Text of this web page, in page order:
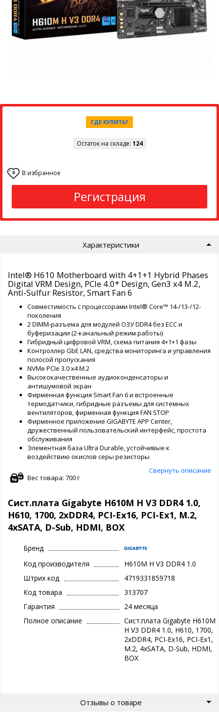
ГДЕ КУПИТЬ?
Остаток на складе: 124
0 В избранное
Регистрация
Характеристики
Intel® H610 Motherboard with 4+1+1 Hybrid Phases
Digital VRM Design, PCIe 4.0* Design, Gen3 x4 M.2,
Anti-Sulfur Resistor, Smart Fan 6
Совместимость с процессорами Intel® Core™ 14-/13-/12-
поколения
2 DIMM-разъема для модулей ОЗУ DDR4 без ECC и
буферизации (2-канальный режим работы)
Гибридный цифровой VRM, схема питания 4+1+1 фазы
Контроллер GbE LAN, средства мониторинга и управления
полосой пропускания
NVMe PCIe 3.0 x4 M.2
Высококачественные аудиоконденсаторы и
антишумовой экран
Фирменная функция Smart Fan 6 и встроенные
термодатчики, гибридные разъемы для системных
вентиляторов, фирменная функция FAN STOP
Фирменное приложение GIGABYTE APP Center,
дружественный пользовательский интерфейс, простота
обслуживания​​
Элементная база Ultra Durable, устойчивые к
воздействию окислов серы резисторы
Свернуть описание
Вес товара: 700 г
Сист.плата Gigabyte H610M H V3 DDR4 1.0,
H610, 1700, 2xDDR4, PCI-Ex16, PCI-Ex1, M.2,
4xSATA, D-Sub, HDMI, BOX
Бренд
Код производителя
H610M H V3 DDR4 1.0
Штрих код
4719331859718
Код товара
313707
Гарантия
24 месяца
Полное описание
Сист.плата Gigabyte H610M
H V3 DDR4 1.0, H610, 1700,
2xDDR4, PCI-Ex16, PCI-Ex1,
M.2, 4xSATA, D-Sub, HDMI,
BOX
Отзывы о товаре